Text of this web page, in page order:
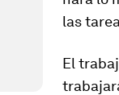
las
El